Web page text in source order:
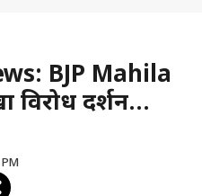
BJP Mahila
प्रदर्शन…